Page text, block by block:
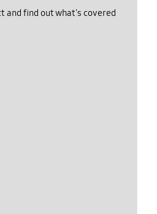
and find out what's covered